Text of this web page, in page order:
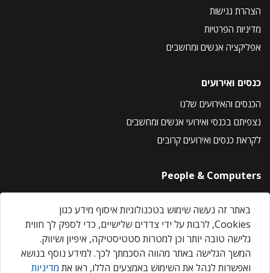
הצהרת נגישות
מדיניות הפרטיות
אפליקציה אנשים ומחשבים
כנסים ואירועים
הכנסים והאירועים שלנו
נצפיתם בכנסי ואירועי אנשים ומחשבים
לקראת כנסים ואירועים קרובים
People & Computers
About Us
Privacy Policy
Contact Us
Our Events
באתר זה נעשה שימוש בטכנולוגיות איסוף מידע כגון
Cookies, לרבות על ידי צדדים שלישיים, כדי לספק לך חווית
גלישה טובה יותר וכן למטרות סטטיסטיקה, איפיון ושיווק.
המשך הגלישה באתר מהווה הסכמתך לכך. למידע נוסף בנושא
ואפשרות לנהל את השימוש באמצעים הללו, ראו את מדיניות